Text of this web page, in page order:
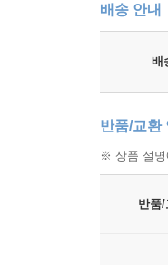
배송 안내
배
반품/교환
※ 상품 설명
반품/